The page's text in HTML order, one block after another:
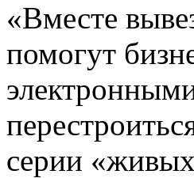
«Вместе
помогут
серии